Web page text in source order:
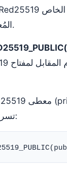
Ed25519 المُعطى.
تسري العلاقة التالية: